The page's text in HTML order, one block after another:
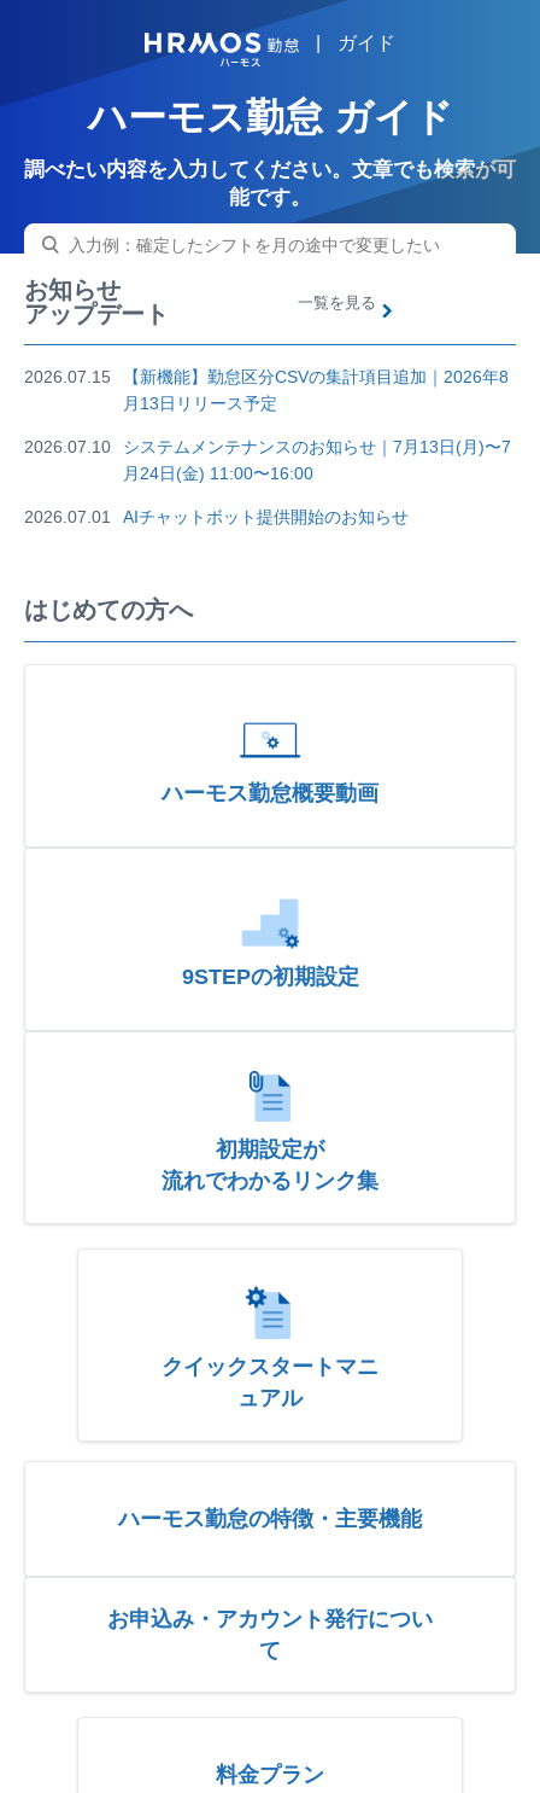
HRMOSガイド
ハーモス勤怠 ガイド
調べたい内容を入力してください。文章でも検索が可
能です。
お知らせ
アップデート
一覧を見る
2026.07.15
【新機能】勤怠区分CSVの集計項目追加｜2026年8
月13日リリース予定
2026.07.10
システムメンテナンスのお知らせ｜7月13日(月)〜7
月24日(金) 11:00〜16:00
2026.07.01 AIチャットボット提供開始のお知らせ
はじめての方へ
ハーモス勤怠概要動画
9STEPの初期設定
初期設定が
流れでわかるリンク集
クイックスタートマニ
ュアル
ハーモス勤怠の特徴・主要機能
お申込み・アカウント発行につい
て
料金プラン